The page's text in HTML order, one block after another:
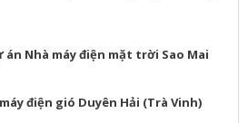
án Nhà máy điện mặt trời Sao Mai
điện gió Duyên Hải (Trà Vinh)